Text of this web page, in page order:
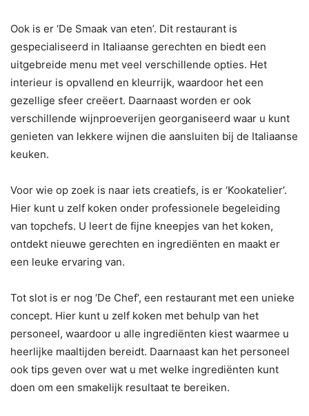
Ook is er ‘De Smaak van eten’. Dit restaurant is
gespecialiseerd in Italiaanse gerechten en biedt een
uitgebreide menu met veel verschillende opties. Het
interieur is opvallend en kleurrijk, waardoor het een
gezellige sfeer creëert. Daarnaast worden er ook
verschillende wijnproeverijen georganiseerd waar u kunt
genieten van lekkere wijnen die aansluiten bij de Italiaanse
keuken.
Voor wie op zoek is naar iets creatiefs, is er ‘Kookatelier’.
Hier kunt u zelf koken onder professionele begeleiding
van topchefs. U leert de fijne kneepjes van het koken,
ontdekt nieuwe gerechten en ingrediënten en maakt er
een leuke ervaring van.
Tot slot is er nog ‘De Chef’, een restaurant met een unieke
concept. Hier kunt u zelf koken met behulp van het
personeel, waardoor u alle ingrediënten kiest waarmee u
heerlijke maaltijden bereidt. Daarnaast kan het personeel
ook tips geven over wat u met welke ingrediënten kunt
doen om een smakelijk resultaat te bereiken.